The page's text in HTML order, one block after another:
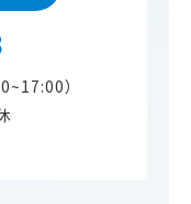
）